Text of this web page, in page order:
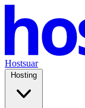
Hostsuar
Hosting